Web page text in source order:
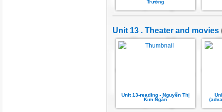
Trường
Unit 13 . Theater and movies
Unit 13-reading - Nguyễn Thị
Kim Ngân